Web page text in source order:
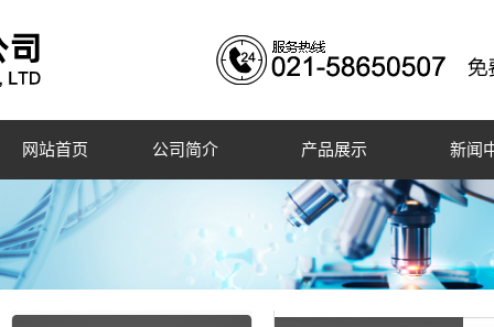
网站首页 公司简介 产品展示 新闻